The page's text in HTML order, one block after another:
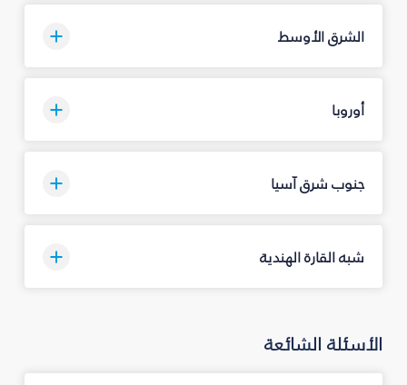
الشرق الأوسط
أوروبا
جنوب شرق آسيا
شبه القارة الهندية
الأسئلة الشائعة